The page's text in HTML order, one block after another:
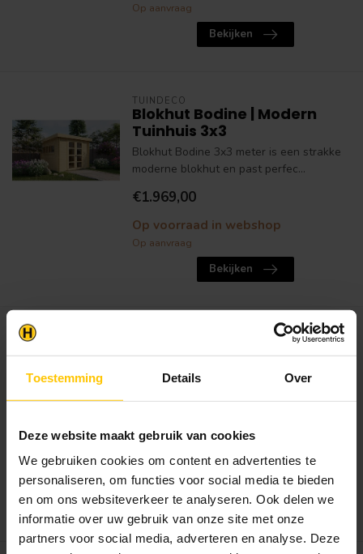
Toestemming Details Over
Deze website maakt gebruik van cookies
We gebruiken cookies om content en advertenties te
personaliseren, om functies voor social media te bieden
en om ons websiteverkeer te analyseren. Ook delen we
informatie over uw gebruik van onze site met onze
partners voor social media, adverteren en analyse. Deze
Op aanvraag
Bekijken
TUINDECO
Blokhut Bodine | Modern
Tuinhuis 3x3
Blokhut Bodine 3x3 meter is een strakke
moderne blokhut en past perfec...
€1.969,00
Op voorraad in webshop
Op aanvraag
Bekijken
Blokhut Novalie | Modern
Blokhut Novalie is een blokhut met een
moderne nette uitstraling. Blok...
€1.619,00
Op voorraad in webshop
Op aanvraag
Bekijken